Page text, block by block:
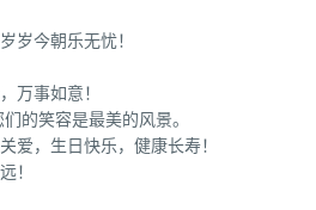
岁今朝乐无忧！
万事如意！
的笑容是最美的风景。
，生日快乐，健康长寿！
！